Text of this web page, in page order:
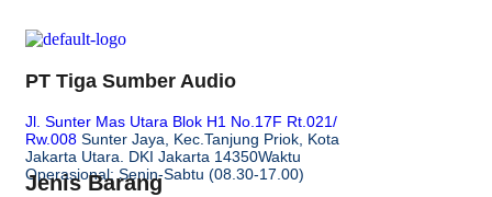
PT Tiga Sumber Audio
Jl. Sunter Mas Utara Blok H1 No.17F Rt.021/
Rw.008 Sunter Jaya, Kec.Tanjung Priok, Kota
Jakarta Utara. DKI Jakarta 14350Waktu
Operasional: Senin-Sabtu (08.30-17.00)
Jenis Barang